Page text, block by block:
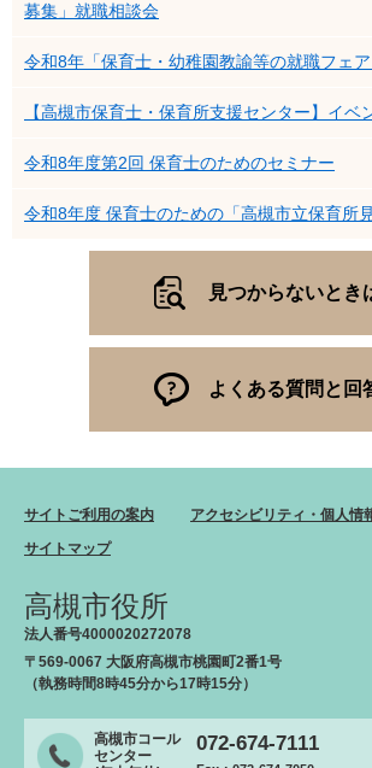
募集」就職相談会
令和8年「保育士・幼稚園教諭等の就職フェ
【高槻市保育士・保育所支援センター】イベ
令和8年度第2回 保育士のためのセミナー
令和8年度 保育士のための「高槻市立保育所見
見つからないとき
よくある質問と回
サイトご利用の案内
アクセシビリティ・個人情
サイトマップ
高槻市役所
法人番号4000020272078
〒569-0067 大阪府高槻市桃園町2番1号
（執務時間8時45分から17時15分）
高槻市コール
センター
072-674-7111